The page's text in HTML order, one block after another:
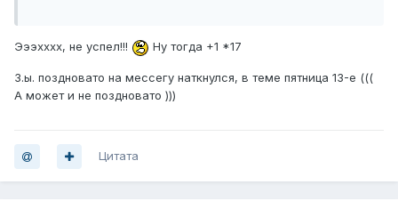
Эээхххх, не успел!!! Ну тогда +1 *17
З.ы. поздновато на мессегу наткнулся, в теме пятница 13-е (((
А может и не поздновато )))
Цитата